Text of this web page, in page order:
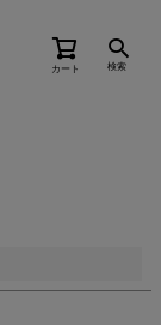
カート 検索